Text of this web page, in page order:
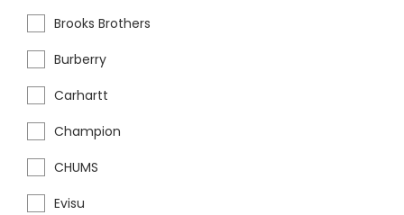
Brooks Brothers
Burberry
Carhartt
Champion
CHUMS
Evisu